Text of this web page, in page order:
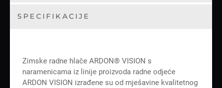
SPECIFIKACIJE
Zimske radne hlače ARDON® VISION s
naramenicama iz linije proizvoda radne odjeće
ARDON VISION izrađene su od mješavine kvalitetnog